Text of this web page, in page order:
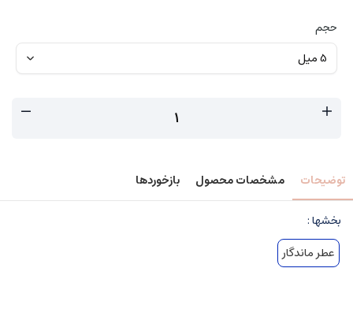
حجم
توضیحات مشخصات محصول بازخوردها
بخشها :
عطر ماندگار